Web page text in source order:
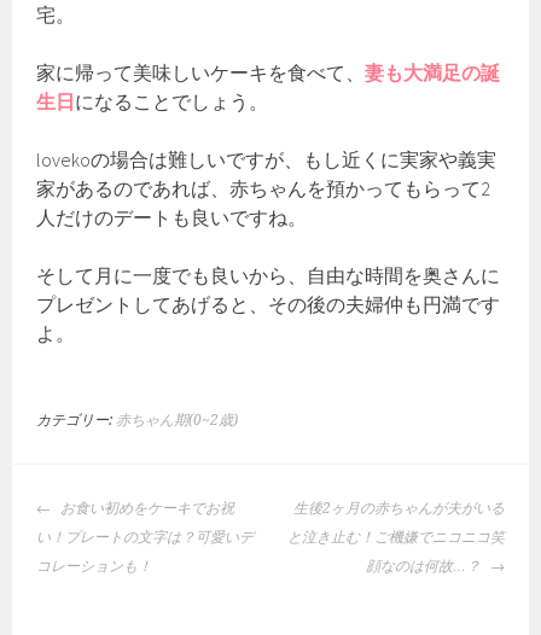
宅。
家に帰って美味しいケーキを食べて、妻も大満足の誕
生日になることでしょう。
lovekoの場合は難しいですが、もし近くに実家や義実
家があるのであれば、赤ちゃんを預かってもらって2
人だけのデートも良いですね。
そして月に一度でも良いから、自由な時間を奥さんに
プレゼントしてあげると、その後の夫婦仲も円満です
よ。
カテゴリー: 赤ちゃん期(0~2歳)
投
稿
ナ
お食い初めをケーキでお祝
い！プレートの文字は？可愛いデ
コレーションも！
生後2ヶ月の赤ちゃんが夫がいる
と泣き止む！ご機嫌でニコニコ笑
顔なのは何故…？